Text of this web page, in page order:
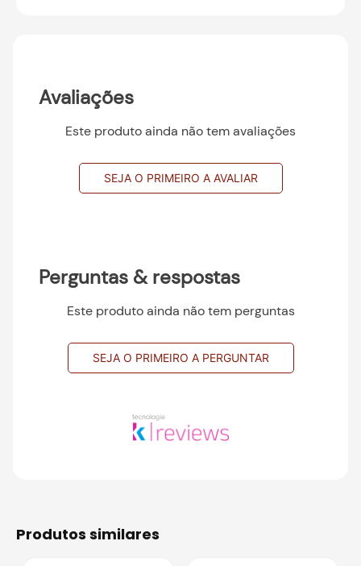
Avaliações
Este produto ainda não tem avaliações
SEJA O PRIMEIRO A AVALIAR
Perguntas & respostas
Este produto ainda não tem perguntas
SEJA O PRIMEIRO A PERGUNTAR
produtos similares